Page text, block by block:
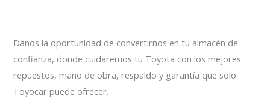
Danos la oportunidad de convertirnos en tu almacén de
confianza, donde cuidaremos tu Toyota con los mejores
repuestos, mano de obra, respaldo y garantía que solo
Toyocar puede ofrecer.